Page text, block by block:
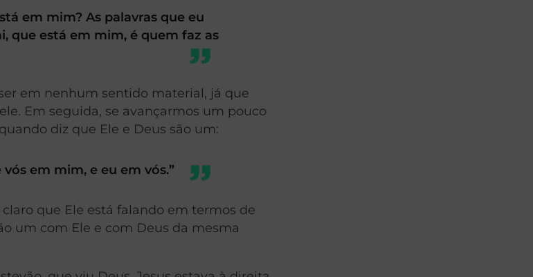
em mim? As palavras que eu
que está em mim, é quem faz as
em nenhum sentido material, já que
Em seguida, se avançarmos um pouco
diz que Ele e Deus são um:
em mim, e eu em vós.”
que Ele está falando em termos de
um com Ele e com Deus da mesma